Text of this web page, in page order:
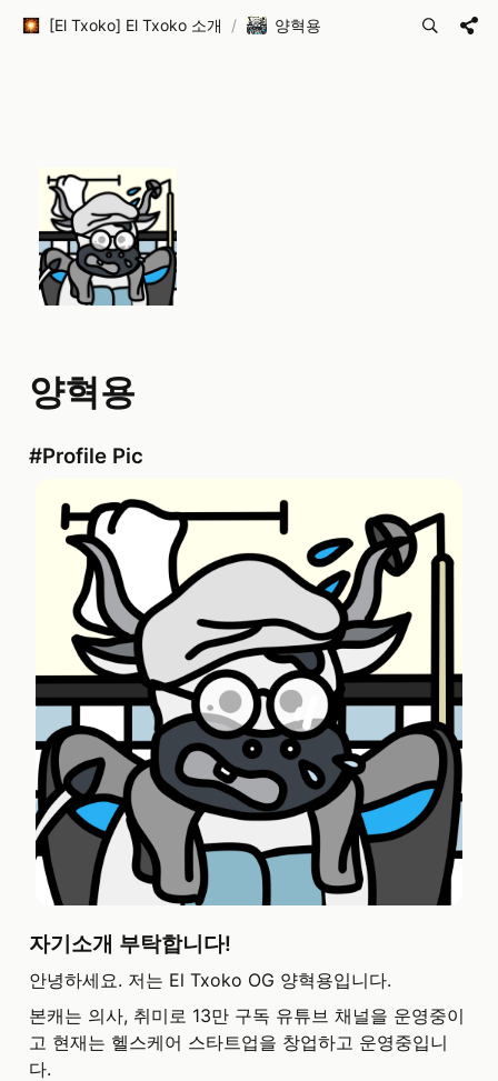
[El Txoko] El Txoko 소개 / 양혁용
양혁용
#Profile Pic
자기소개 부탁합니다!
안녕하세요. 저는 El Txoko OG 양혁용입니다.
본캐는 의사, 취미로 13만 구독 유튜브 채널을 운영중이
고 현재는 헬스케어 스타트업을 창업하고 운영중입니
다.